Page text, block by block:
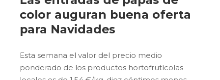
color auguran buena oferta
para Navidades
Esta semana el valor del precio medio
ponderado de los productos hortofrutícolas